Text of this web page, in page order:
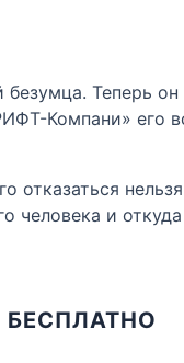
Теперь
Компани» его
отказаться
и
БЕСПЛАТНО